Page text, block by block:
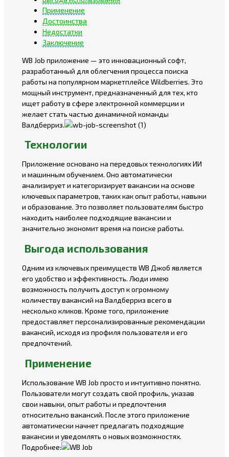
Применение
Достоинства
Недостатки
Заключение
WB Job приложение — это инновационный софт,
разработанный для облегчения процесса поиска
работы на популярном маркетплейсе Wildberries. Это
мощный инструмент, предназначенный для тех, кто
ищет работу в сфере электронной коммерции и
желает стать частью динамичной команды
Валдберриз.
Технологии
Приложение основано на передовых технологиях ИИ
и машинным обучением. Оно автоматически
анализирует и категоризирует вакансии на основе
ключевых параметров, таких как опыт работы, навыки
и образование. Это позволяет пользователям быстро
находить наиболее подходящие вакансии и
значительно экономит время на поиске работы.
Выгода использования
Одним из ключевых преимуществ WB Джоб является
его удобство и эффективность. Люди имею
возможность получить доступ к огромному
количеству вакансий на Валдберриз всего в
несколько кликов. Кроме того, приложение
предоставляет персонализированные рекомендации
вакансий, исходя из профиля пользователя и его
предпочтений.
Применение
Использование WB Job просто и интуитивно понятно.
Пользователи могут создать свой профиль, указав
свои навыки, опыт работы и предпочтения
относительно вакансий. После этого приложение
автоматически начнет предлагать подходящие
вакансии и уведомлять о новых возможностях.
Подробнее: